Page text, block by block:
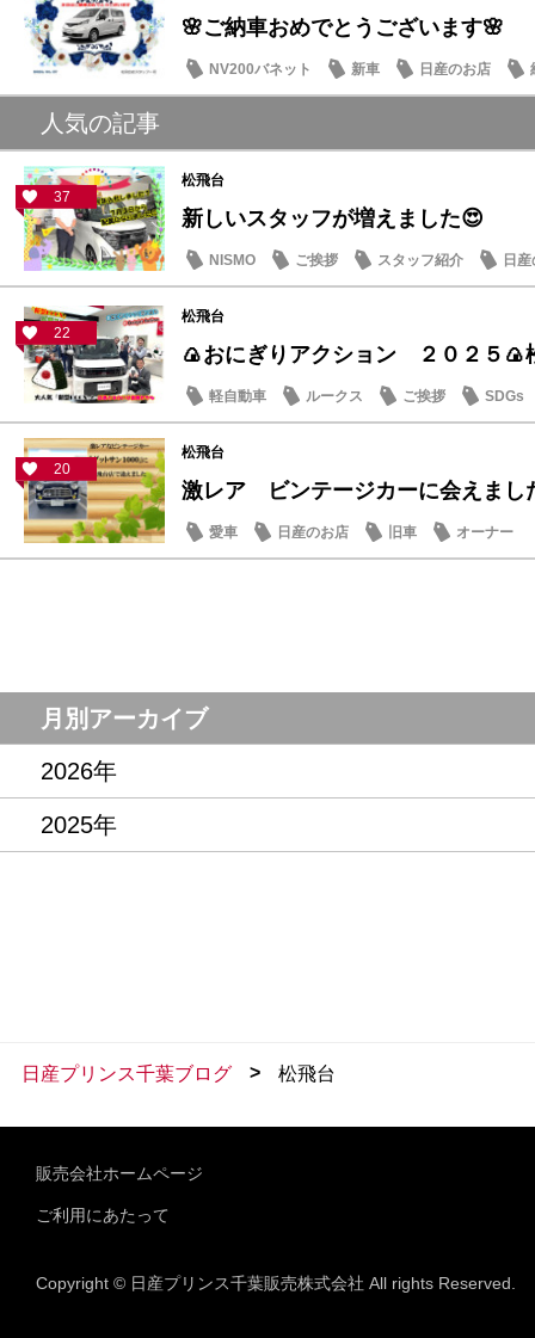
🌸ご納車おめでとうございます🌸
NV200バネット 新車 日産のお店
人気の記事
37
松飛台
新しいスタッフが増えました😍
NISMO ご挨拶 スタッフ紹介 日
22
松飛台
🍙おにぎりアクション ２０２５🍙
軽自動車 ルークス ご挨拶 SDGs
20
松飛台
激レア ビンテージカーに会えまし
愛車 日産のお店 旧車 オーナー
月別アーカイブ
2026年
2025年
日産プリンス千葉ブログ > 松飛台
販売会社ホームページ
ご利用にあたって
Copyright © 日産プリンス千葉販売株式会社 All rights Reserved.